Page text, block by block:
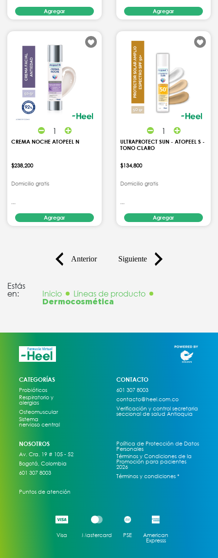
Agregar Agregar
1
CREMA NOCHE ATOPEEL N
$238,200
Domicilio gratis
Agregar
1
ULTRAPROTECT SUN - ATOPEEL S -
TONO CLARO
$134,800
Domicilio gratis
Agregar
Anterior Siguiente
Estás
en:
Inicio Líneas de producto
Dermocosmética
Política de Protección de Datos
Personales
Términos y Condiciones de la
Promoción para pacientes
2026
Términos y condiciones *
NOSOTROS
Av. Cra. 19 # 105 - 52
Bogotá, Colombia
601 307 8003
Puntos de atención
CATEGORÍAS
Probióticos
Respiratorio y
alergias
Osteomuscular
Sistema
nervioso central
CONTACTO
601 307 8003
contacto@heel.com.co
Verificación y control secretaria
seccional de salud Antioquia
Visa Mastercard PSE
American
Expresss